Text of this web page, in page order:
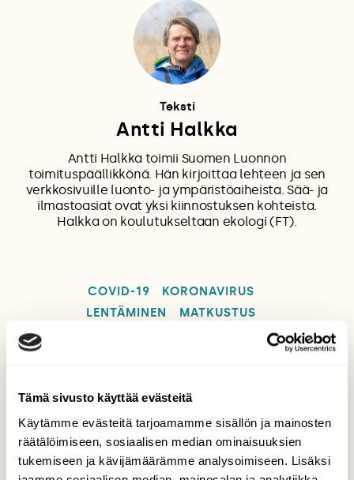
Tämä sivusto käyttää evästeitä
Käytämme evästeitä tarjoamamme sisällön ja mainosten
räätälöimiseen, sosiaalisen median ominaisuuksien
tukemiseen ja kävijämäärämme analysoimiseen. Lisäksi
Teksti
Antti Halkka
Antti Halkka toimii Suomen Luonnon
toimituspäällikkönä. Hän kirjoittaa lehteen ja sen
verkkosivuille luonto- ja ympäristöaiheista. Sää- ja
ilmastoasiat ovat yksi kiinnostuksen kohteista.
Halkka on koulutukseltaan ekologi (FT).
COVID-19
KORONAVIRUS
LENTÄMINEN
MATKUSTUS
Tilaa Suomen Luonto
Tue ajankohtaista ja asiantuntevaa
luonto- ja ympäristöjournalismia.